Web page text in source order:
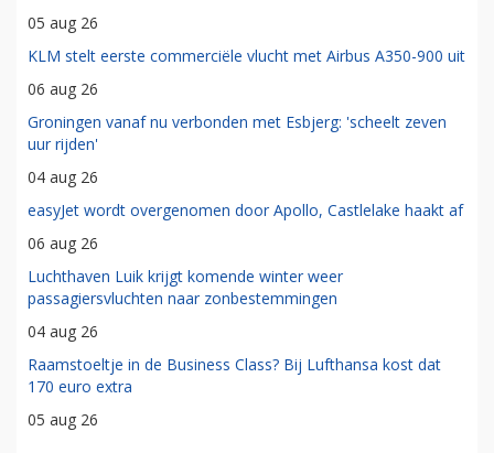
05 aug 26
KLM stelt eerste commerciële vlucht met Airbus A350-900 uit
06 aug 26
Groningen vanaf nu verbonden met Esbjerg: 'scheelt zeven
uur rijden'
04 aug 26
easyJet wordt overgenomen door Apollo, Castlelake haakt af
06 aug 26
Luchthaven Luik krijgt komende winter weer
passagiersvluchten naar zonbestemmingen
04 aug 26
Raamstoeltje in de Business Class? Bij Lufthansa kost dat
170 euro extra
05 aug 26